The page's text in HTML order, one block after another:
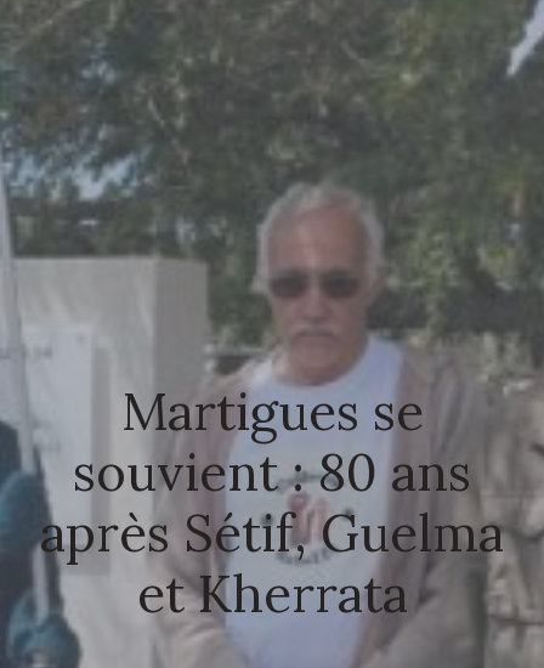
Martigues se
souvient : 80 ans
après Sétif, Guelma
et Kherrata